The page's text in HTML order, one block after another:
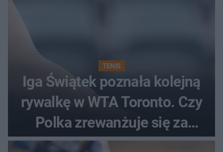
TENIS
Iga Świątek poznała kolejną
rywalkę w WTA Toronto. Czy
Polka zrewanżuje się za
ostatnią porażkę?